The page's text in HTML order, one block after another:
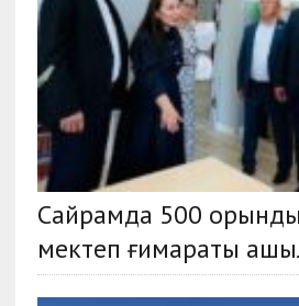
Сайрамда 500
мектеп ғимараты